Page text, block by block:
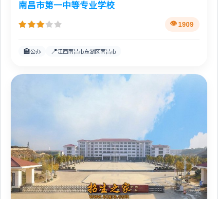
南昌市第一中等专业学校
1909
🏫公办 📍江西南昌市东湖区南昌市